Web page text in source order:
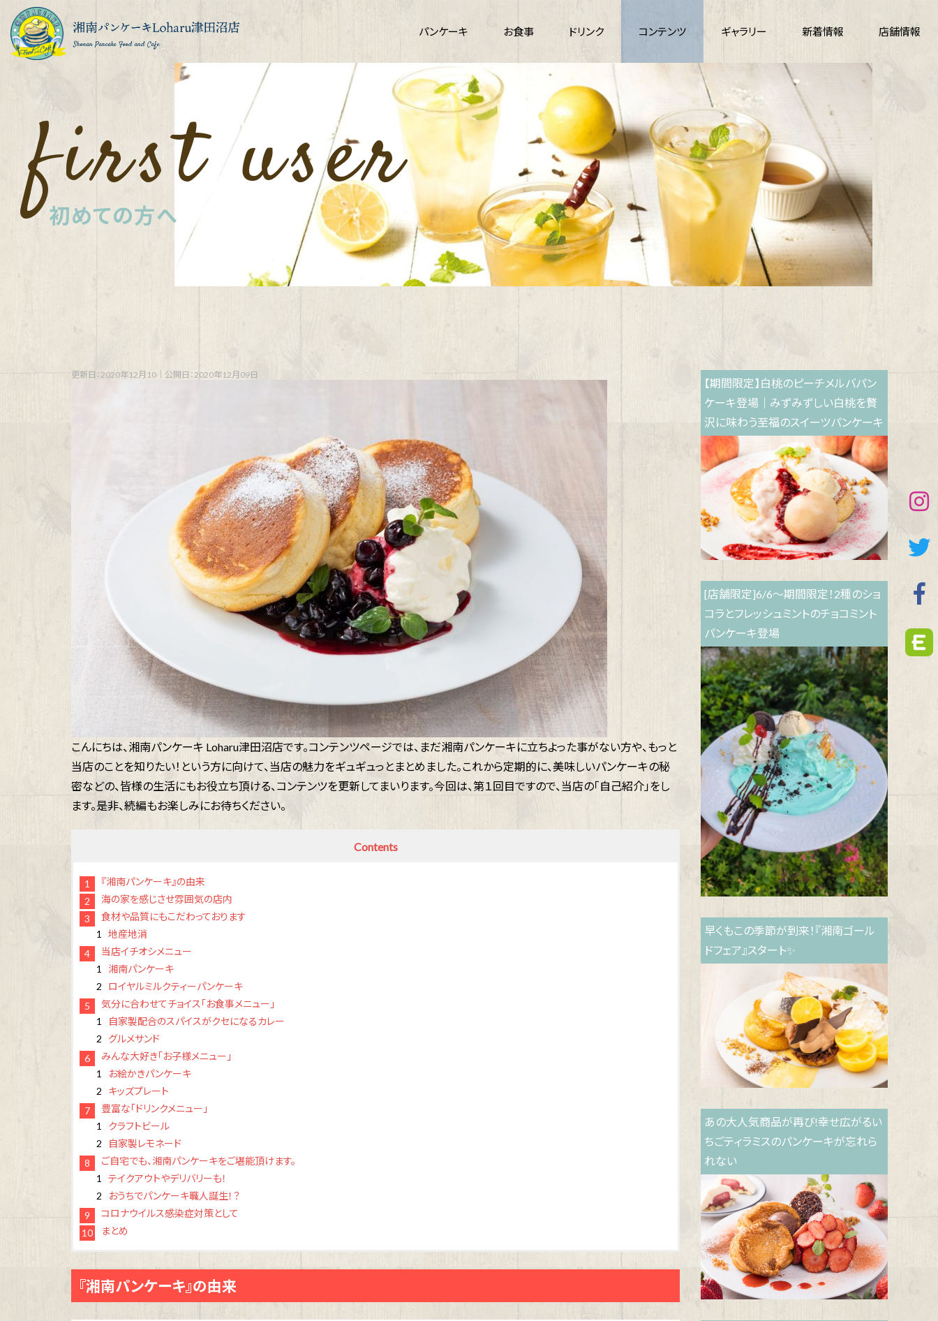
Shonan Pancake Food and Cafe
パンケーキ お食事 ドリンク コンテンツ ギャラリー 新着情報 店舗情報
first user
初めての方へ
更新日：2020年12月10 公開日：2020年12月09日
こんにちは、湘南パンケーキ Loharu津田沼店です。コンテンツページでは、まだ湘南パンケーキに立ちよった事がない方や、もっと
当店のことを知りたい！という方に向けて、当店の魅力をギュギュっとまとめました。これから定期的に、美味しいパンケーキの秘
密などの、皆様の生活にもお役立ち頂ける、コンテンツを更新してまいります。今回は、第１回目ですので、当店の「自己紹介」をし
ます。是非、続編もお楽しみにお待ちください。
Contents
『湘南パンケーキ』の由来
海の家を感じさせ雰囲気の店内
食材や品質にもこだわっております
地産地消
当店イチオシメニュー
湘南パンケーキ
ロイヤルミルクティーパンケーキ
気分に合わせてチョイス「お食事メニュー」
自家製配合のスパイスがクセになるカレー
グルメサンド
みんな大好き「お子様メニュー」
お絵かきパンケーキ
キッズプレート
豊富な「ドリンクメニュー」
クラフトビール
自家製レモネード
ご自宅でも、湘南パンケーキをご堪能頂けます。
テイクアウトやデリバリーも！
おうちでパンケーキ職人誕生！？
コロナウイルス感染症対策として
まとめ
『湘南パンケーキ』の由来
【期間限定】白桃のピーチメルバパン
ケーキ登場｜みずみずしい白桃を贅
沢に味わう至福のスイーツパンケーキ
[店舗限定]6/6～期間限定！2種のショ
コラとフレッシュミントのチョコミント
パンケーキ登場
早くもこの季節が到来！『湘南ゴール
ドフェア』スタート✨
あの大人気商品が再び!幸せ広がるい
ちごティラミスのパンケーキが忘れら
れない